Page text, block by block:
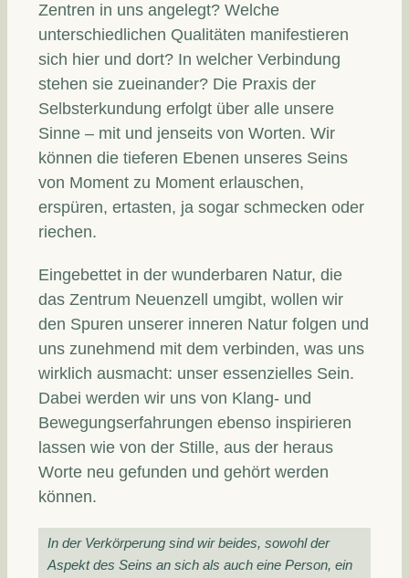
Zentren in uns angelegt? Welche
unterschiedlichen Qualitäten manifestieren
sich hier und dort? In welcher Verbindung
stehen sie zueinander? Die Praxis der
Selbsterkundung erfolgt über alle unsere
Sinne – mit und jenseits von Worten. Wir
können die tieferen Ebenen unseres Seins
von Moment zu Moment erlauschen,
erspüren, ertasten, ja sogar schmecken oder
riechen.
Eingebettet in der wunderbaren Natur, die
das Zentrum Neuenzell umgibt, wollen wir
den Spuren unserer inneren Natur folgen und
uns zunehmend mit dem verbinden, was uns
wirklich ausmacht: unser essenzielles Sein.
Dabei werden wir uns von Klang- und
Bewegungserfahrungen ebenso inspirieren
lassen wie von der Stille, aus der heraus
Worte neu gefunden und gehört werden
können.
In der Verkörperung sind wir beides, sowohl der
Aspekt des Seins an sich als auch eine Person, ein